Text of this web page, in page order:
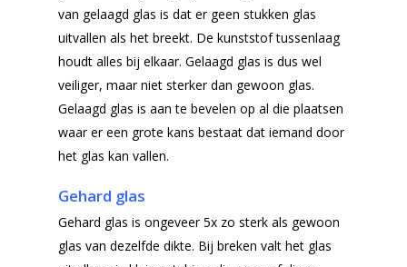
van gelaagd glas is dat er geen stukken glas
uitvallen als het breekt. De kunststof tussenlaag
houdt alles bij elkaar. Gelaagd glas is dus wel
veiliger, maar niet sterker dan gewoon glas.
Gelaagd glas is aan te bevelen op al die plaatsen
waar er een grote kans bestaat dat iemand door
het glas kan vallen.
Gehard glas
Gehard glas is ongeveer 5x zo sterk als gewoon
glas van dezelfde dikte. Bij breken valt het glas